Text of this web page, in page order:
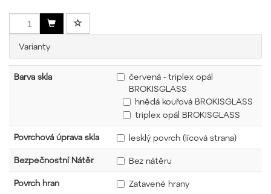
Varianty
Barva skla
červená - triplex opál
BROKISGLASS
hnědá kouřová BROKISGLASS
triplex opál BROKISGLASS
Povrchová úprava skla lesklý povrch (lícová strana)
Bezpečnostní Nátěr Bez nátěru
Povrch hran Zatavené hrany